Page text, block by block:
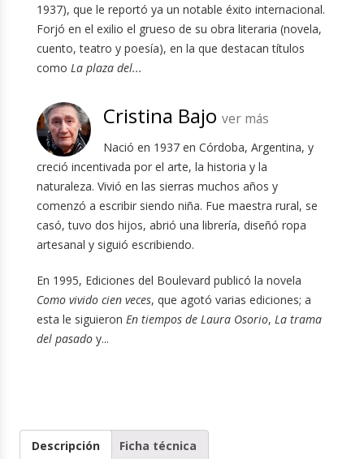
1937), que le reportó ya un notable éxito internacional.
Forjó en el exilio el grueso de su obra literaria (novela,
cuento, teatro y poesía), en la que destacan títulos
como La plaza del...
Cristina Bajo ver más
Nació en 1937 en Córdoba, Argentina, y
creció incentivada por el arte, la historia y la
naturaleza. Vivió en las sierras muchos años y
comenzó a escribir siendo niña. Fue maestra rural, se
casó, tuvo dos hijos, abrió una librería, diseñó ropa
artesanal y siguió escribiendo.
En 1995, Ediciones del Boulevard publicó la novela
Como vivido cien veces, que agotó varias ediciones; a
esta le siguieron En tiempos de Laura Osorio, La trama
del pasado y...
Descripción Ficha técnica